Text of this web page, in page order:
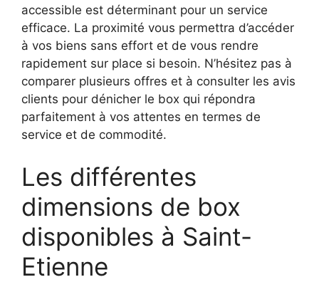
accessible est déterminant pour un service
efficace. La proximité vous permettra d’accéder
à vos biens sans effort et de vous rendre
rapidement sur place si besoin. N’hésitez pas à
comparer plusieurs offres et à consulter les avis
clients pour dénicher le box qui répondra
parfaitement à vos attentes en termes de
service et de commodité.
Les différentes
dimensions de box
disponibles à Saint-
Etienne